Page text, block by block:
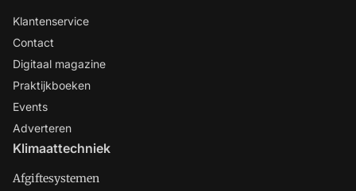
Klantenservice
Contact
Digitaal magazine
Praktijkboeken
Events
Adverteren
Klimaattechniek
Afgiftesystemen